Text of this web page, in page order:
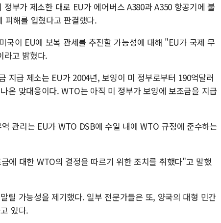
부가 제소한 대로 EU가 에어버스 A380과 A350 항공기에 불
피해를 입혔다고 판결했다.
국이 EU에 보복 관세를 추진할 가능성에 대해 "EU가 국제 무
라고 밝혔다.
지급 제소는 EU가 2004년, 보잉이 미 정부로부터 190억달러
온 맞대응이다. WTO는 아직 미 정부가 보잉에 보조금을 지급
관리는 EU가 WTO DSB에 수일 내에 WTO 규정에 준수하는
에 대한 WTO의 결정을 따르기 위한 조치를 취했다"고 말했
릴 가능성을 제기했다. 일부 전문가들은 또, 양국의 대형 민간
있다.